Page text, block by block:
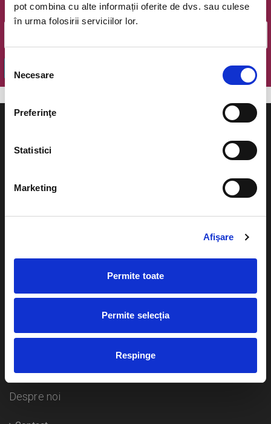
pot combina cu alte informații oferite de dvs. sau culese
în urma folosirii serviciilor lor.
consimțământului
Necesare
Preferinţe
Statistici
Marketing
Afişare
Permite toate
Permite selecția
Respinge
Email
Plata online sau cash
Livrare prin curier
Duplicare bilete
Concerte si
Despre noi